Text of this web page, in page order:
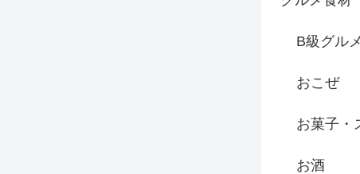
B級グル
おこぜ
お菓子・
お酒